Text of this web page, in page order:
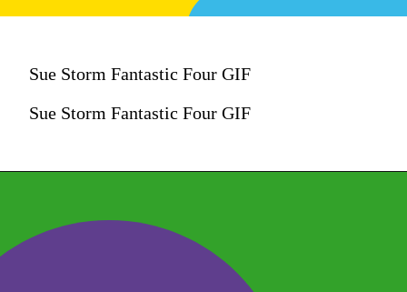
Sue Storm Fantastic Four GIF
Sue Storm Fantastic Four GIF